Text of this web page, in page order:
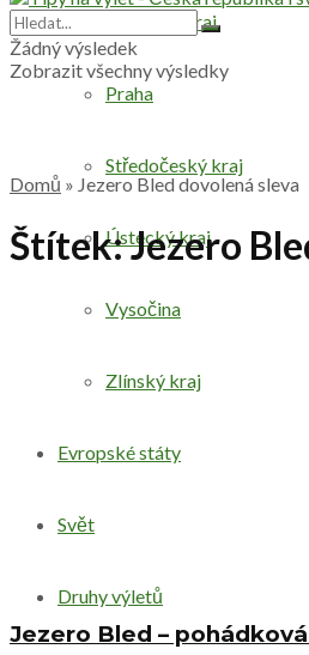
Plzeňský kraj
Praha
Středočeský kraj
Ústecký kraj
Vysočina
Zlínský kraj
Evropské státy
Svět
Druhy výletů
Žádný výsledek
Zobrazit všechny výsledky
Domů » Jezero Bled dovolená sleva
Štítek:Jezero
Jezero Bled –